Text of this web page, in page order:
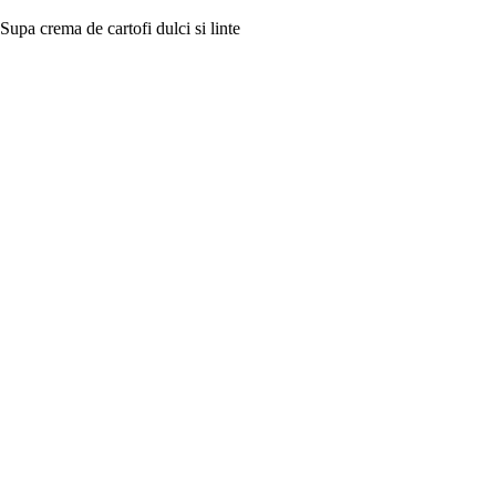
Supa crema de cartofi dulci si linte